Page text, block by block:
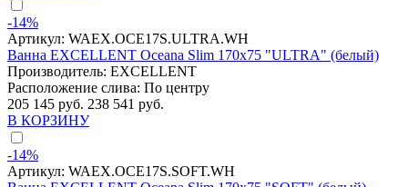
-14%
Артикул: WAEX.OCE17S.ULTRA.WH
Ванна EXCELLENT Oceana Slim 170x75 "ULTRA" (белый)
Производитель: EXCELLENT
Расположение слива: По центру
205 145 руб. 238 541 руб.
В КОРЗИНУ
-14%
Артикул: WAEX.OCE17S.SOFT.WH